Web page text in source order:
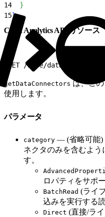
14
}
15}
CRM Analytics API リソース
GET /wave/dataConnectors
getDataConnectors は、こ
使用します。
パラメータ
category — (省略可能)
ネクタのみを含むよう
す。
ロパティをサポ
BatchRead (ライ
込みを実行する
Direct (直接/ラ